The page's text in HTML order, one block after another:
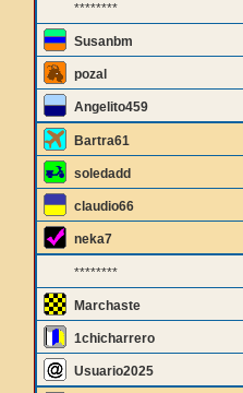
********
Susanbm
pozal
Angelito459
Bartra61
soledadd
claudio66
neka7
********
Marchaste
1chicharrero
Usuario2025